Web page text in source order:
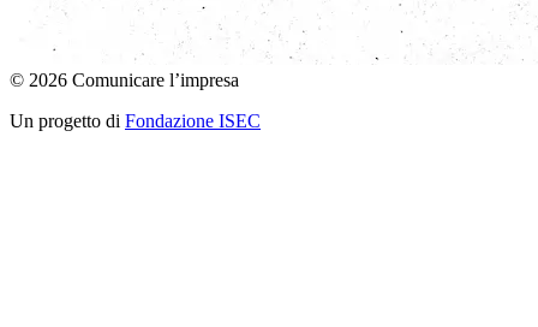
© 2026 Comunicare l’impresa
Un progetto di Fondazione ISEC